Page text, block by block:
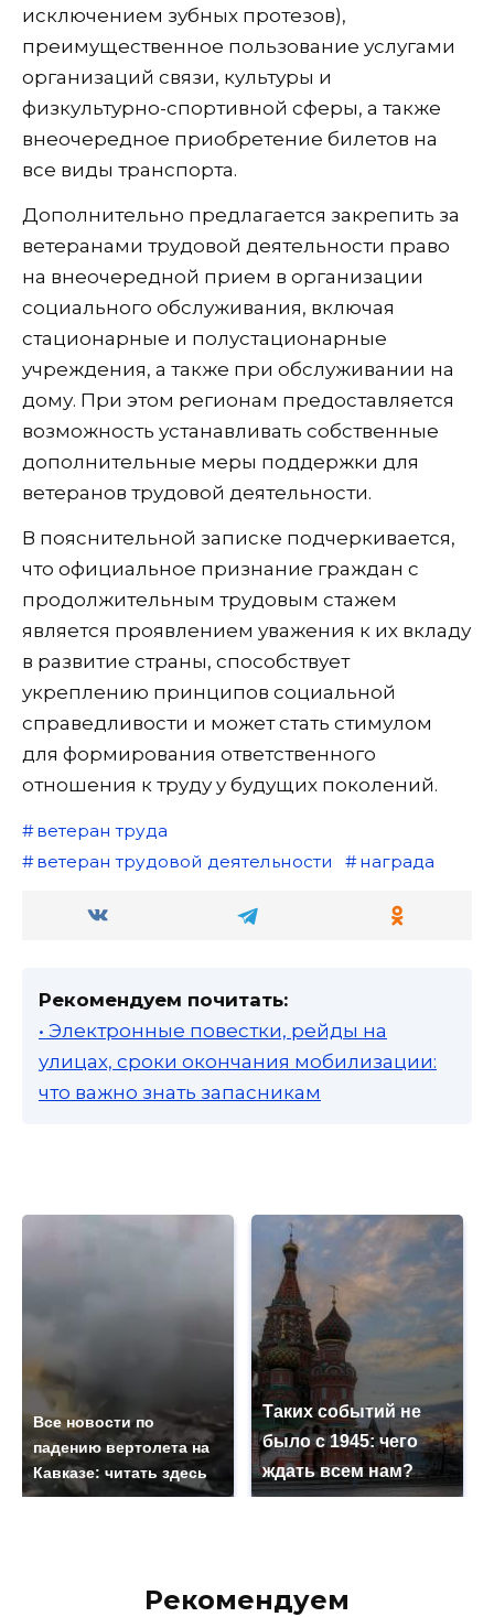
исключением зубных протезов),
преимущественное пользование услугами
организаций связи, культуры и
физкультурно-спортивной сферы, а также
внеочередное приобретение билетов на
все виды транспорта.
Дополнительно предлагается закрепить за
ветеранами трудовой деятельности право
на внеочередной прием в организации
социального обслуживания, включая
стационарные и полустационарные
учреждения, а также при обслуживании на
дому. При этом регионам предоставляется
возможность устанавливать собственные
дополнительные меры поддержки для
ветеранов трудовой деятельности.
В пояснительной записке подчеркивается,
что официальное признание граждан с
продолжительным трудовым стажем
является проявлением уважения к их вкладу
в развитие страны, способствует
укреплению принципов социальной
справедливости и может стать стимулом
для формирования ответственного
отношения к труду у будущих поколений.
ветеран труда
ветеран трудовой деятельности
награда
Рекомендуем почитать:
• Электронные повестки, рейды на
улицах, сроки окончания мобилизации:
что важно знать запасникам
Все новости по
падению вертолета на
Кавказе: читать здесь
Таких событий не
было с 1945: чего
ждать всем нам?
Рекомендуем